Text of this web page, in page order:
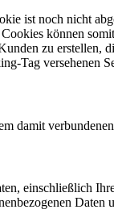
ist noch nicht
können
zu erstellen,
Tag versehenen
damit
einschließlich
Daten